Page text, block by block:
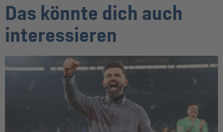
Das könnte dich auch
interessieren